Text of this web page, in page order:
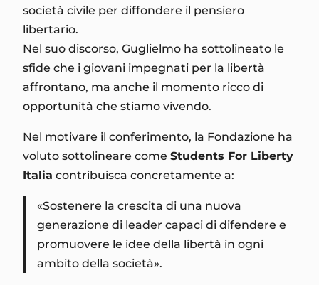
società civile per diffondere il pensiero
libertario.
Nel suo discorso, Guglielmo ha sottolineato le
sfide che i giovani impegnati per la libertà
affrontano, ma anche il momento ricco di
opportunità che stiamo vivendo.
Nel motivare il conferimento, la Fondazione ha
voluto sottolineare come Students For Liberty
Italia contribuisca concretamente a:
«Sostenere la crescita di una nuova
generazione di leader capaci di difendere e
promuovere le idee della libertà in ogni
ambito della società».